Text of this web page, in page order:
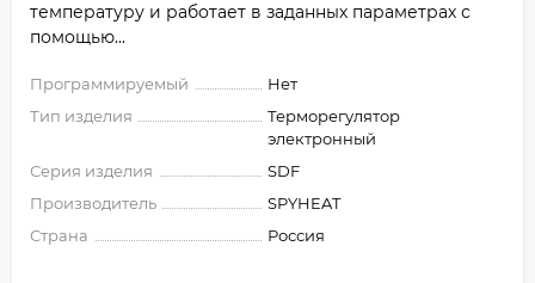
температуру и работает в заданных параметрах с
помощью...
Программируемый
Нет
Тип изделия
Терморегулятор
электронный
Серия изделия
SDF
Производитель
SPYHEAT
Страна
Россия